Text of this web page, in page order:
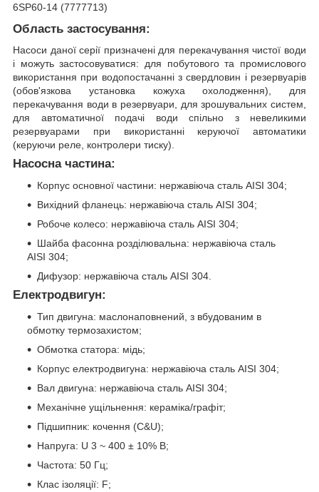
6SP60-14 (7777713)
Область застосування:
Насоси даної серії призначені для перекачування чистої води
і можуть застосовуватися: для побутового та промислового
використання при водопостачанні з свердловин і резервуарів
(обов'язкова установка кожуха охолодження), для
перекачування води в резервуари, для зрошувальних систем,
для автоматичної подачі води спільно з невеликими
резервуарами при використанні керуючої автоматики
(керуючи реле, контролери тиску).
Насосна частина:
Корпус основної частини: нержавiюча сталь AISI 304;
Вихiдний фланець: нержавiюча сталь AISI 304;
Робоче колесо: нержавiюча сталь AISI 304;
Шайба фасонна роздiлювальна: нержавiюча сталь
AISI 304;
Дифузор: нержавiюча сталь AISI 304.
Електродвигун:
Тип двигуна: маслонаповнений, з вбудованим в
обмотку термозахистом;
Обмотка статора: мiдь;
Корпус електродвигуна: нержавiюча сталь AISI 304;
Вал двигуна: нержавiюча сталь AISI 304;
Механічне ущільнення: керамiка/графiт;
Пiдшипник: кочення (С&U);
Напруга: U 3 ~ 400 ± 10% В;
Частота: 50 Гц;
Клас iзоляцiї: F;